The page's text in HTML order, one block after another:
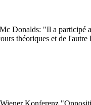
Donalds: "Il a participé
théoriques et de
Konferenz